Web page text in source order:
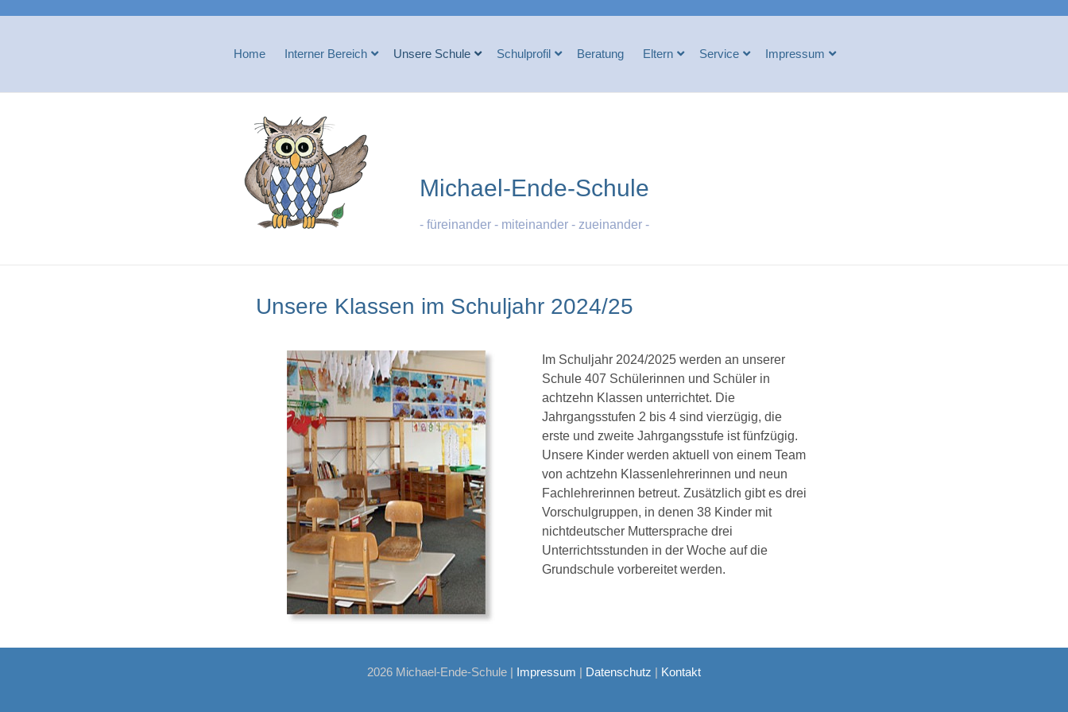
Home Interner Bereich Unsere Schule Schulprofil Beratung Eltern Service Impressum
Michael-Ende-Schule
- füreinander - miteinander - zueinander -
Unsere Klassen im Schuljahr 2024/25
Im Schuljahr 2024/2025 werden an unserer
Schule 407 Schülerinnen und Schüler in
achtzehn Klassen unterrichtet. Die
Jahrgangsstufen 2 bis 4 sind vierzügig, die
erste und zweite Jahrgangsstufe ist fünfzügig.
Unsere Kinder werden aktuell von einem Team
von achtzehn Klassenlehrerinnen und neun
Fachlehrerinnen betreut. Zusätzlich gibt es drei
Vorschulgruppen, in denen 38 Kinder mit
nichtdeutscher Muttersprache drei
Unterrichtsstunden in der Woche auf die
Grundschule vorbereitet werden.
2026 Michael-Ende-Schule | Impressum | Datenschutz | Kontakt